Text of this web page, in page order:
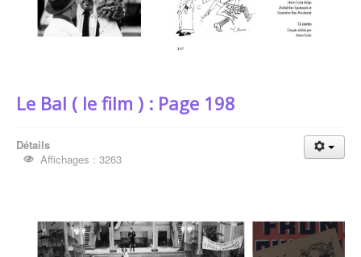
Le Bal ( le film ) : Page 198
Détails
Affichages : 3263